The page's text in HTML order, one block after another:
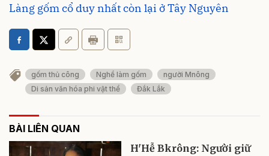
Làng gốm cổ duy nhất còn lại ở Tây Nguyên
gốm thủ công Nghề làm gốm
người Mnông
Di sản văn hóa phi vật thể
Đắk Lắk
BÀI LIÊN QUAN
H'Hễ Bkrông: Người giữ